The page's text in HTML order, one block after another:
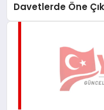
Davetlerde Öne